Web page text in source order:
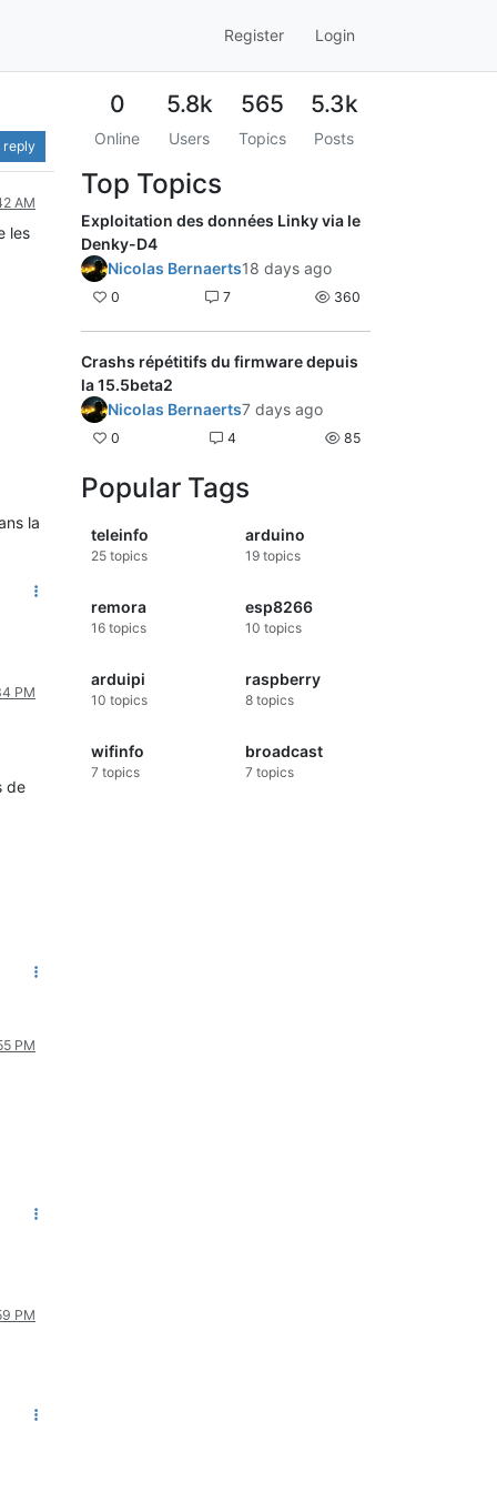
Register Login
reply
AM
les
la
PM
de
PM
PM
0
Online
5.8k
Users
565
Topics
5.3k
Posts
Top Topics
Exploitation des données Linky via le
Denky-D4
Nicolas Bernaerts18 days ago
0 7 360
Crashs répétitifs du firmware depuis
la 15.5beta2
Nicolas Bernaerts7 days ago
0 4 85
Popular Tags
teleinfo
25 topics
arduino
19topics
remora
16 topics
esp8266
10 topics
arduipi
10 topics
raspberry
8topics
wifinfo
7 topics
broadcast
7 topics